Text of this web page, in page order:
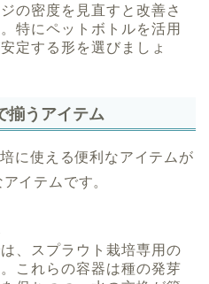
の密度を見直すと改善さ
特にペットボトルを活用
定する形を選びましょ
揃うアイテム
に使える便利なアイテムが
イテムです。
、スプラウト栽培専用の
これらの容器は種の発芽